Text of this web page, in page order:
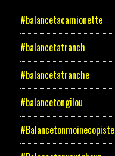
#balancetacamionette
#balancetatranch
#balancetatranche
#balancetongilou
#Balancetonmoinecopiste